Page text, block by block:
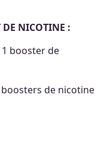
DE NICOTINE :
booster de
de nicotine